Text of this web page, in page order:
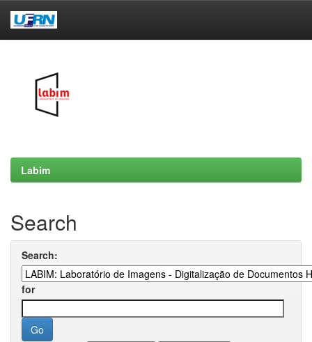
Labim
Search
Search:
for